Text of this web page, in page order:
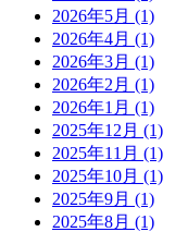
2026年5月 (1)
2026年4月 (1)
2026年3月 (1)
2026年2月 (1)
2026年1月 (1)
2025年12月 (1)
2025年11月 (1)
2025年10月 (1)
2025年9月 (1)
2025年8月 (1)